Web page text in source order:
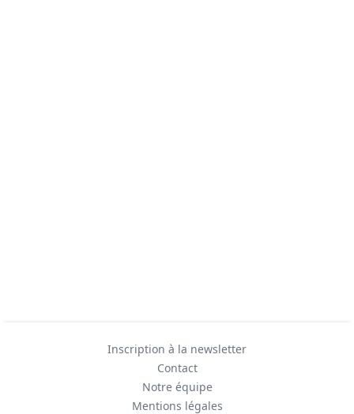
Inscription à la newsletter
Contact
Notre équipe
Mentions légales